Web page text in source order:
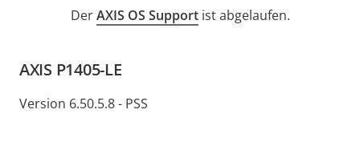
DerAXIS OS Supportist abgelaufen.
AXIS P1405-LE
Version 6.50.5.8 - PSS